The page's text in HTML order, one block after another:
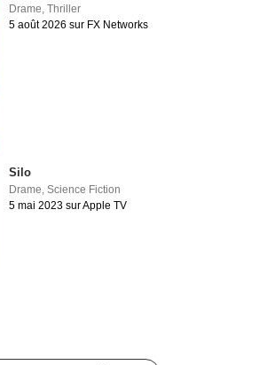
Drame,Thriller
5 août 2026 sur FX Networks
Silo
Drame ,Science Fiction
5 mai 2023 sur Apple TV